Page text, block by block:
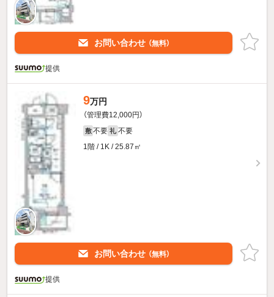
お問い合わせ （無料）
提供
9万円
（管理費12,000円）
敷 不要 礼 不要
1階 / 1K / 25.87㎡
お問い合わせ （無料）
提供